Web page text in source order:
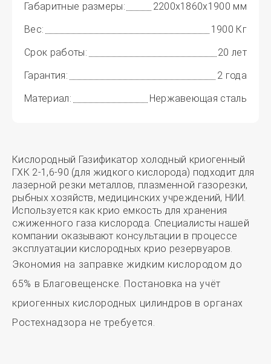
Габаритные размеры:
2200x1860x1900 мм
Вес:
1900 Кг
Срок работы:
20 лет
Гарантия:
2 года
Материал:
Нержавеющая сталь
Кислородный Газификатор холодный криогенный
ГХК 2-1,6-90 (для жидкого кислорода) подходит для
лазерной резки металлов, плазменной газорезки,
рыбных хозяйств, медицинских учреждений, НИИ.
Используется как крио емкость для хранения
сжиженного газа кислорода. Специалисты нашей
компании оказывают консультации в процессе
эксплуатации кислородных крио резервуаров.
Экономия на заправке жидким кислородом до
65% в Благовещенске. Постановка на учёт
криогенных кислородных цилиндров в органах
Ростехнадзора не требуется.